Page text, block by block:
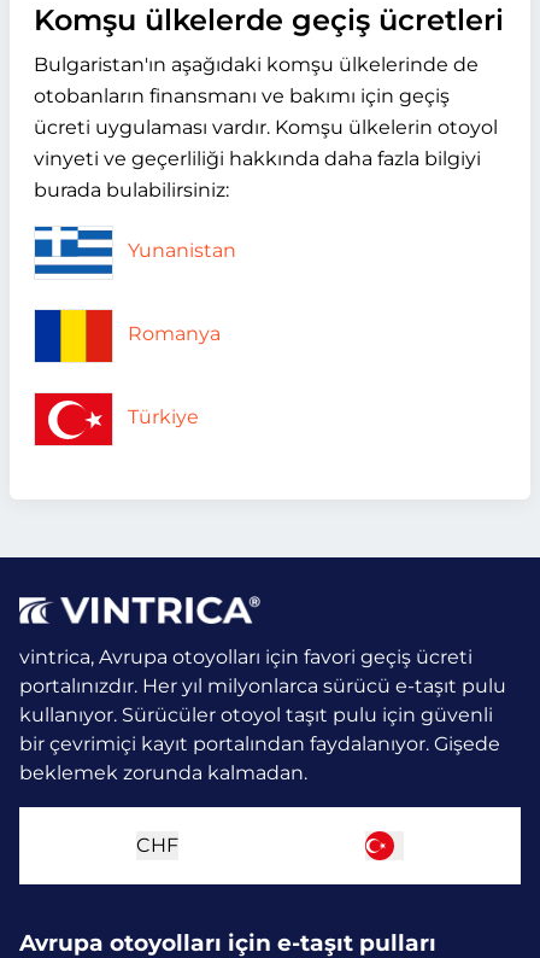
Komşu ülkelerde geçiş ücretleri
Bulgaristan'ın aşağıdaki komşu ülkelerinde de
otobanların finansmanı ve bakımı için geçiş
ücreti uygulaması vardır. Komşu ülkelerin otoyol
vinyeti ve geçerliliği hakkında daha fazla bilgiyi
burada bulabilirsiniz:
Yunanistan
Romanya
Türkiye
vintrica, Avrupa otoyolları için favori geçiş ücreti
portalınızdır. Her yıl milyonlarca sürücü e-taşıt pulu
kullanıyor. Sürücüler otoyol taşıt pulu için güvenli
bir çevrimiçi kayıt portalından faydalanıyor. Gişede
beklemek zorunda kalmadan.
CHF
Avrupa otoyolları için e-taşıt pulları